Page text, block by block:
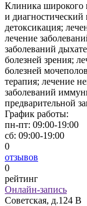
Клиника широкого
и
детоксикация;
лечение
заболеваний
болезней зрения;
болезней
терапия; лечение
заболеваний
предварительной
График работы:
пн-пт: 09:00-19:00
сб: 09:00-19:00
0
отзывов
0
рейтинг
Онлайн-запись
Советская, д.124 В